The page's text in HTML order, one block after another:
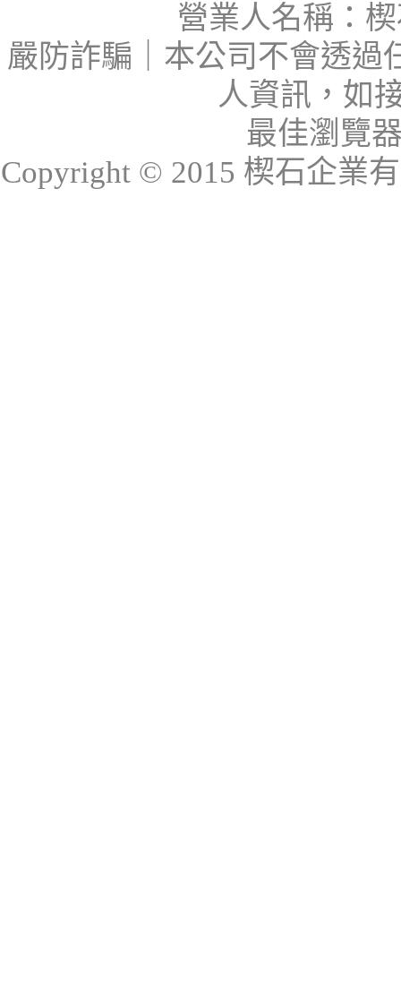
營業人名稱：
嚴防詐騙｜本公司不會透過
人資訊，如
最佳瀏覽
Copyright © 2015 楔石企業